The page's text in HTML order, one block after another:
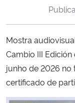
Ministério da Cidadania
Ministério da Ciência,
Mostra
Cambio III
junho de 2026 no
certificado de